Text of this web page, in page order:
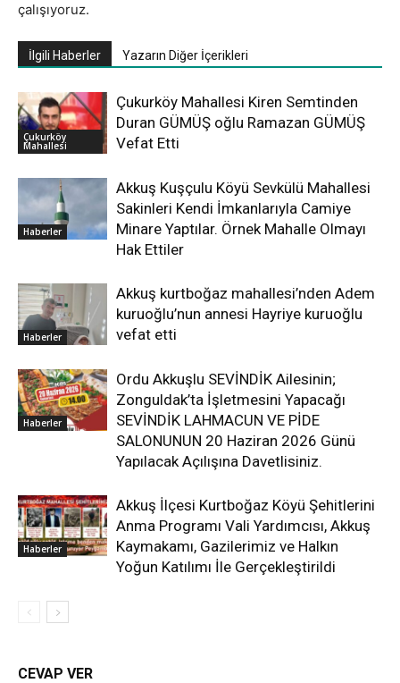
çalışıyoruz.
İlgili Haberler Yazarın Diğer İçerikleri
Çukurköy
Mahallesi
Çukurköy Mahallesi Kiren Semtinden
Duran GÜMÜŞ oğlu Ramazan GÜMÜŞ
Vefat Etti
Haberler
Akkuş Kuşçulu Köyü Sevkülü Mahallesi
Sakinleri Kendi İmkanlarıyla Camiye
Minare Yaptılar. Örnek Mahalle Olmayı
Hak Ettiler
Haberler
Akkuş kurtboğaz mahallesi’nden Adem
kuruoğlu’nun annesi Hayriye kuruoğlu
vefat etti
Haberler
Ordu Akkuşlu SEVİNDİK Ailesinin;
Zonguldak’ta İşletmesini Yapacağı
SEVİNDİK LAHMACUN VE PİDE
SALONUNUN 20 Haziran 2026 Günü
Yapılacak Açılışına Davetlisiniz.
Haberler
Akkuş İlçesi Kurtboğaz Köyü Şehitlerini
Anma Programı Vali Yardımcısı, Akkuş
Kaymakamı, Gazilerimiz ve Halkın
Yoğun Katılımı İle Gerçekleştirildi
CEVAP VER